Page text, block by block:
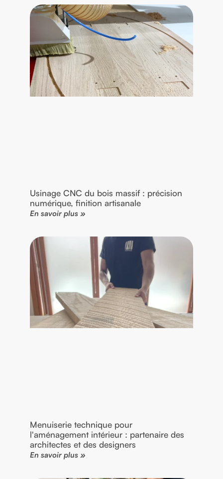
Usinage CNC du bois massif : précision
numérique, finition artisanale
En savoir plus »
Menuiserie technique pour
l'aménagement intérieur : partenaire des
architectes et des designers
En savoir plus »